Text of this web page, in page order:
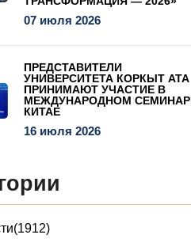
07 июля 2026
ПРЕДСТАВИТЕЛИ
УНИВЕРСИТЕТА КОРКЫТ АТА
ПРИНИМАЮТ УЧАСТИЕ В
МЕЖДУНАРОДНОМ
КИТАЕ
16 июля 2026
(1912)